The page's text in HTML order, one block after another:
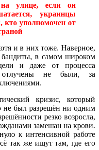
улице, если он
украинцы
кто уполномочен от
и в них тоже. Наверное,
бандиты, в самом широком
и даже от процесса
отлучены не были, за
кризис, который
не был разрешён ни одним
резко возросла,
замешан на крови.
к интенсивной работе
так же ищут там, где его